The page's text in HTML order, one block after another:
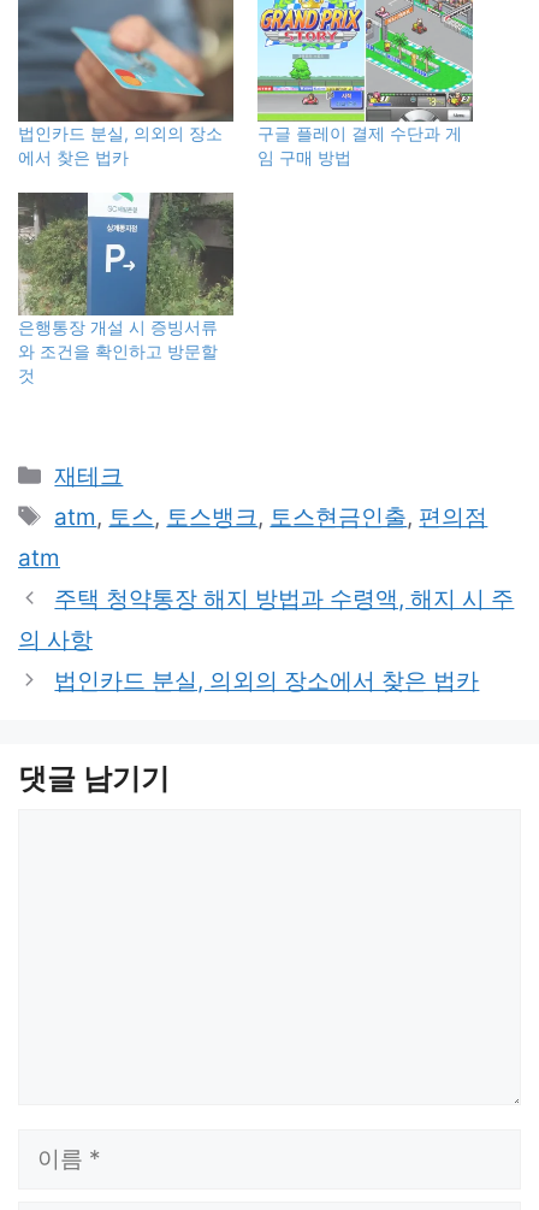
법인카드 분실, 의외의 장소
에서 찾은 법카
구글 플레이 결제 수단과 게
임 구매 방법
은행통장 개설 시 증빙서류
와 조건을 확인하고 방문할
것
카
테
리
재테크
태
그
atm, 토스, 토스뱅크, 토스현금인출, 편의점
atm
주택 청약통장 해지 방법과 수령액, 해지 시 주
의 사항
법인카드 분실, 의외의 장소에서 찾은 법카
댓글 남기기